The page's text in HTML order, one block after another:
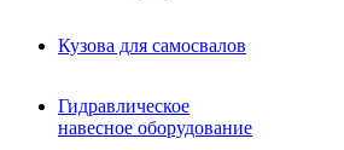
Гидравлическое навесное
оборудование
Гидробуры и шнеки
Вибротрамбовки
Кузова для самосвалов
Гидравлическое
навесное оборудование